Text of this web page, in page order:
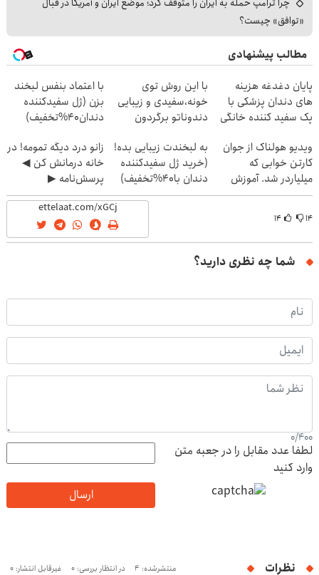
«توافق» چیست؟
مطالب پیشنهادی
پایان دغدغه هزینه
های دندان پزشکی با
پک سفید کننده خانگی
با این روش توی
خونه،سفیدی و زیبایی
دندوناتو برگردون
با اعتماد بنفس لبخند
بزن (ژل سفیدکننده
دندان40%تخفیف)
ویدیو هولناک از جوان
کارتن خوابی که
میلیاردر شد. آموزش
رایگان
به لبخندت زیبایی بده!
(خرید ژل سفیدکننده
دندان با40%تخفیف)
زانو درد دیگه تمومه! در
خانه درمانش کن ◀
پرسش‌نامه ▶
۱۴ ۱۴
شما چه نظری دارید؟
0/400
لطفا عدد مقابل را در جعبه متن
وارد کنید
ارسال
نظرات منتشرشده: 4 در انتظار بررسی: 0 غیرقابل انتشار: 0